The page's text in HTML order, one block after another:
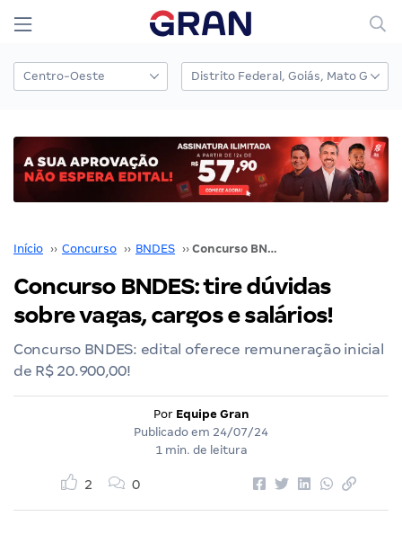
Início ›› Concurso ›› BNDES ›› Concurso BNDES: tire dúvidas sobre vagas, cargos e salários!
Concurso BNDES: tire dúvidas
sobre vagas, cargos e salários!
Concurso BNDES: edital oferece remuneração inicial
de R$ 20.900,00!
Por Equipe Gran
Publicado em 24/07/24
1 min. de leitura
2 0